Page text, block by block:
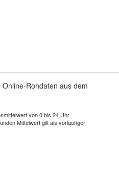
Rohdaten aus dem
von 0 bis 24 Uhr
Mittelwert gilt als vorläufiger